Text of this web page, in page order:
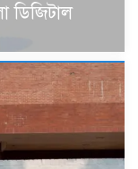
ডিজিটাল